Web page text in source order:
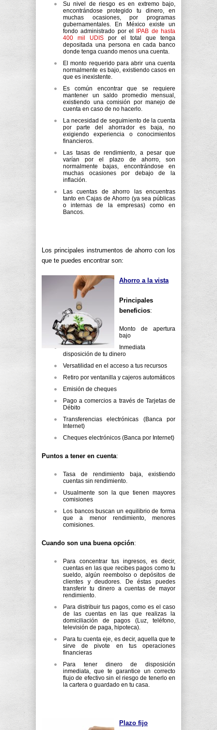
Su nivel de riesgo es en extremo bajo,
encontrándose protegido tu dinero, en
muchas ocasiones, por programas
gubernamentales. En México existe un
fondo administrado por el
IPAB de hasta
400 mil UDIS por el total que tenga
depositada una persona en cada banco
donde tenga cuando menos una cuenta.
El monto requerido para abrir una cuenta
normalmente es bajo, existiendo casos en
que es inexistente.
Es común encontrar que se requiere
mantener un saldo promedio mensual,
existiendo una comisión por manejo de
cuenta en caso de no hacerlo.
La necesidad de seguimiento de la cuenta
por parte del ahorrador es baja, no
exigiendo experiencia o conocimientos
financieros.
Las tasas de rendimiento, a pesar que
varían por el plazo de ahorro, son
normalmente bajas, encontrándose en
muchas ocasiones por debajo de la
inflación.
Las cuentas de ahorro las encuentras
tanto en Cajas de Ahorro (ya sea públicas
o internas de la empresas) como en
Bancos.
Los principales instrumentos de ahorro con los
que te puedes encontrar son:
Ahorro a la vista
Principales
beneficios:
Monto de apertura
bajo
Inmediata
disposición de tu dinero
Versatilidad en el acceso a tus recursos
Retiro por ventanilla y cajeros automáticos
Emisión de cheques
Pago a comercios a través de Tarjetas de
Débito
Transferencias electrónicas (Banca por
Internet)
Cheques electrónicos (Banca por Internet)
Puntos a tener en cuenta:
Tasa de rendimiento baja, existiendo
cuentas sin rendimiento.
Usualmente son la que tienen mayores
comisiones
Los bancos buscan un equilibrio de forma
que a menor rendimiento, menores
comisiones.
Cuando son una buena opción:
Para concentrar tus ingresos, es decir,
cuentas en las que recibes pagos como tu
sueldo, algún reembolso o depósitos de
clientes y deudores. De éstas puedes
transferir tu dinero a cuentas de mayor
rendimiento.
Para distribuir tus pagos, como es el caso
de las cuentas en las que realizas la
domiciliación de pagos (Luz, teléfono,
televisión de paga, hipoteca).
Para tu cuenta eje, es decir, aquella que te
sirve de pivote en tus operaciones
financieras
Para tener dinero de disposición
inmediata, que te garantice un correcto
flujo de efectivo sin el riesgo de tenerlo en
la cartera o guardado en tu casa.
Plazo fijo